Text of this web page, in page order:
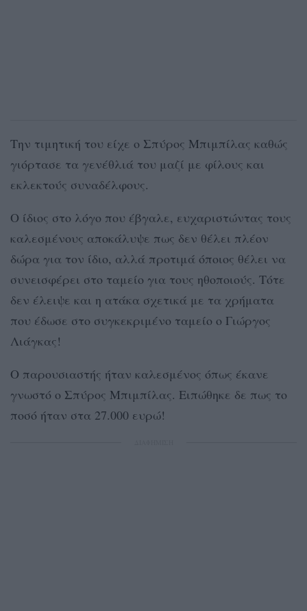
Την τιμητική του είχε ο Σπύρος Μπιμπίλας καθώς
γιόρτασε τα γενέθλιά του μαζί με φίλους και
εκλεκτούς συναδέλφους.
Ο ίδιος στο λόγο που έβγαλε, ευχαριστώντας τους
καλεσμένους αποκάλυψε πως δεν θέλει πλέον
δώρα για τον ίδιο, αλλά προτιμά όποιος θέλει να
συνεισφέρει στο ταμείο για τους ηθοποιούς. Τότε
δεν έλειψε και η ατάκα σχετικά με τα χρήματα
που έδωσε στο συγκεκριμένο ταμείο ο Γιώργος
Λιάγκας!
Ο παρουσιαστής ήταν καλεσμένος όπως έκανε
γνωστό ο Σπύρος Μπιμπίλας. Ειπώθηκε δε πως το
ποσό ήταν στα 27.000 ευρώ!